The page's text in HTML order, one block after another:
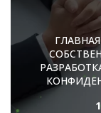
ГЛАВНАЯ